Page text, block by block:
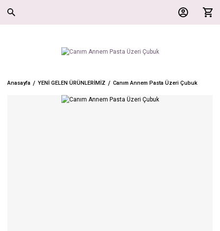
Anasayfa YENİ GELEN ÜRÜNLERİMİZ Canım Annem Pasta Üzeri Çubuk